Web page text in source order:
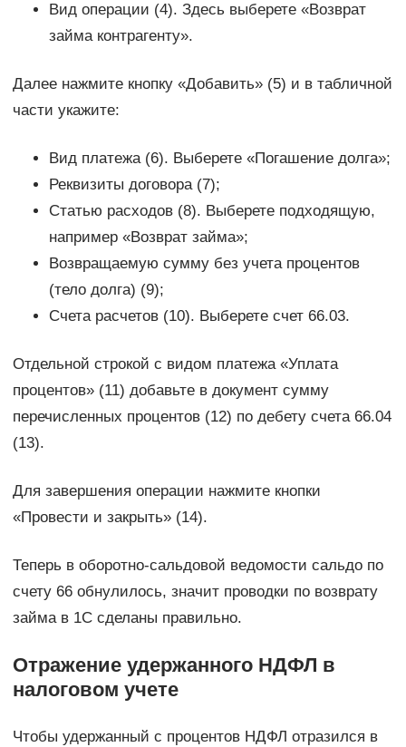
Вид операции (4). Здесь выберете «Возврат
займа контрагенту».
Далее нажмите кнопку «Добавить» (5) и в табличной
части укажите:
Вид платежа (6). Выберете «Погашение долга»;
Реквизиты договора (7);
Статью расходов (8). Выберете подходящую,
например «Возврат займа»;
Возвращаемую сумму без учета процентов
(тело долга) (9);
Счета расчетов (10). Выберете счет 66.03.
Отдельной строкой с видом платежа «Уплата
процентов» (11) добавьте в документ сумму
перечисленных процентов (12) по дебету счета 66.04
(13).
Для завершения операции нажмите кнопки
«Провести и закрыть» (14).
Теперь в оборотно-сальдовой ведомости сальдо по
счету 66 обнулилось, значит проводки по возврату
займа в 1С сделаны правильно.
Отражение удержанного НДФЛ в
налоговом учете
Чтобы удержанный с процентов НДФЛ отразился в